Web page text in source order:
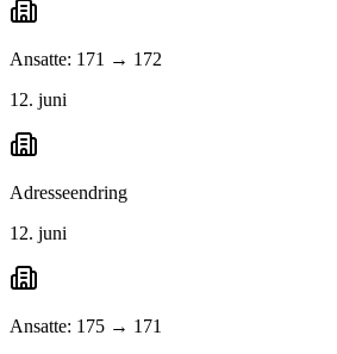
Ansatte: 171 → 172
12. juni
Adresseendring
12. juni
Ansatte: 175 → 171